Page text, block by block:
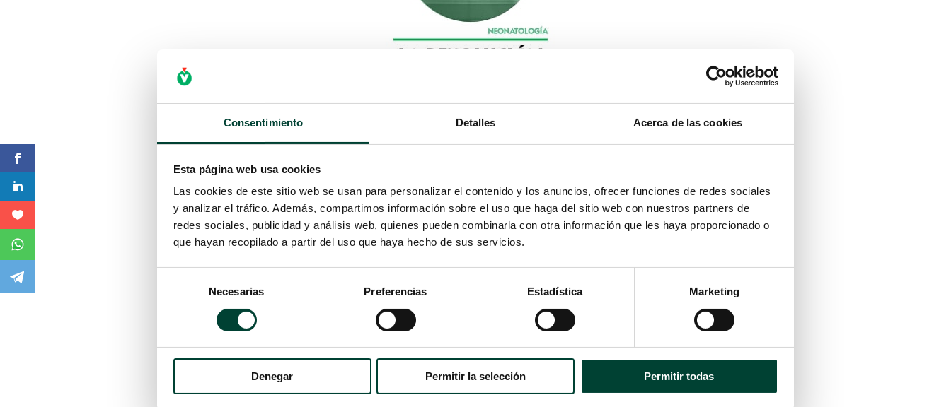
Consentimiento Detalles Acerca de las cookies
Esta página web usa cookies
Las cookies de este sitio web se usan para personalizar el contenido y los anuncios, ofrecer funciones de redes sociales
y analizar el tráfico. Además, compartimos información sobre el uso que haga del sitio web con nuestros partners de
redes sociales, publicidad y análisis web, quienes pueden combinarla con otra información que les haya proporcionado o
que hayan recopilado a partir del uso que haya hecho de sus servicios.
consentimiento
Necesarias Preferencias Estadística Marketing
Denegar Permitir la selección Permitir todas
Al enviar este formulario, aceptas tu suscripción a nuestra newsletter y que podemos utilizar los datos que nos proporciones para contactar contigo sobre información